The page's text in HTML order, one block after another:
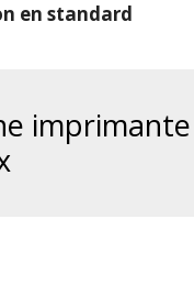
en standard
imprimante